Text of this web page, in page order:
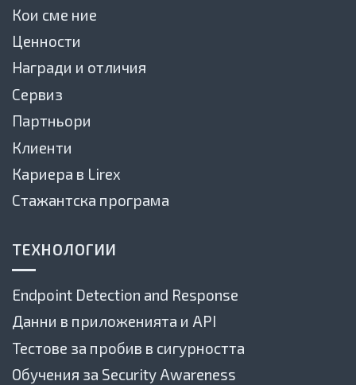
Кои сме ние
Ценности
Награди и отличия
Сервиз
Партньори
Клиенти
Кариера в Lirex
Стажантска програма
ТЕХНОЛОГИИ
Endpoint Detection and Response
Данни в приложенията и API
Тестове за пробив в сигурността
Обучения за Security Awareness